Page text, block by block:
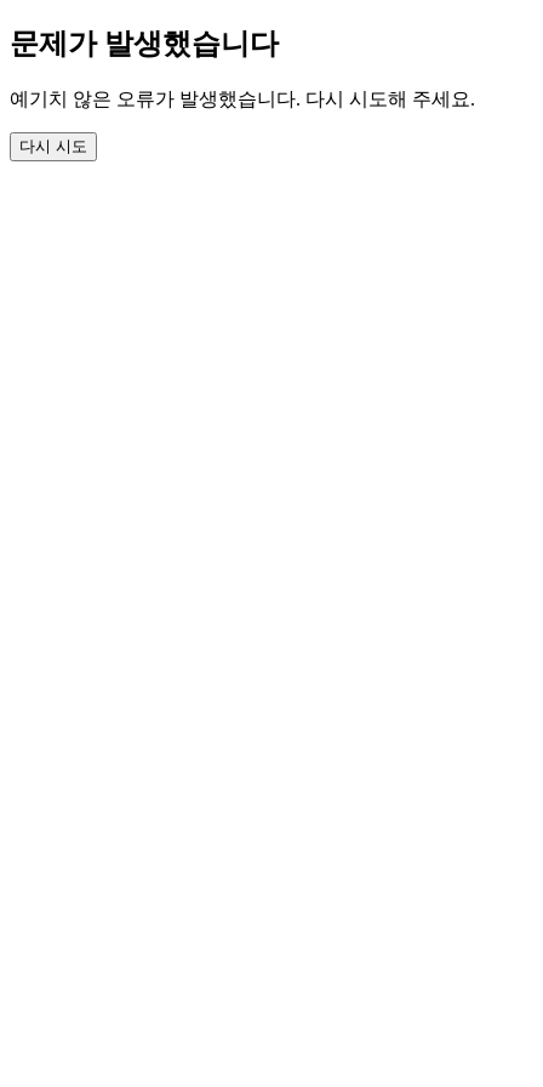
문제가 발생했습니다
예기치 않은 오류가 발생했습니다. 다시 시도해 주세요.
다시 시도